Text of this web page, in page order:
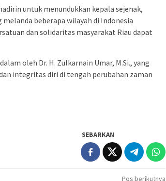
untuk menundukkan kepala sejenak,
beberapa wilayah di Indonesia
dan solidaritas masyarakat Riau dapat
oleh Dr. H. Zulkarnain Umar, M.Si., yang
integritas diri di tengah perubahan zaman
SEBARKAN
Pos berikutnya